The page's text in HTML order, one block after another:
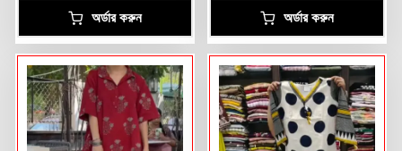
অর্ডার করুন অর্ডার করুন